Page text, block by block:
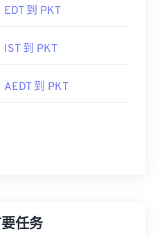
EDT 到 PKT
IST 到 PKT
AEDT 到 PKT
任务